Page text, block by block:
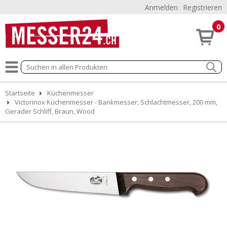
Anmelden Registrieren
0
Startseite
Küchenmesser
Victorinox Küchenmesser - Bankmesser, Schlachtmesser, 200 mm,
Gerader Schliff, Braun, Wood